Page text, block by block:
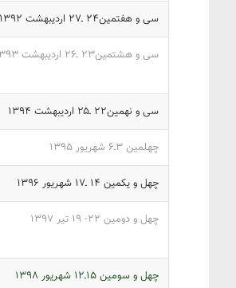
سی و هفتمین‎ ۲۴ـ‍۲۷‎ اردیبهشت ‎۱۳۹۲‎
سی و هشتمین‎ ۲۳ـ۲۶‎ اردیبهشت ‎۱۳۹۳‎
سی و نهمین‎ ۲۲ـ‍۲۵‎ اردیبهشت ‎۱۳۹۴‎
چهلمین ۳ـ‍۶‎ شهریور ‎۱۳۹۵‎
چهل و یکمین ‎ ۱۴ـ‍۱۷‎ شهریور ‎۱۳۹۶‎
چهل و دومین ‎۱۹ -۲۲‎ تیر ‎۱۳۹۷‎‎
چهل و سومین ‎۱۵ـ‍۱۲‎ شهریور ‎۱۳۹۸‎